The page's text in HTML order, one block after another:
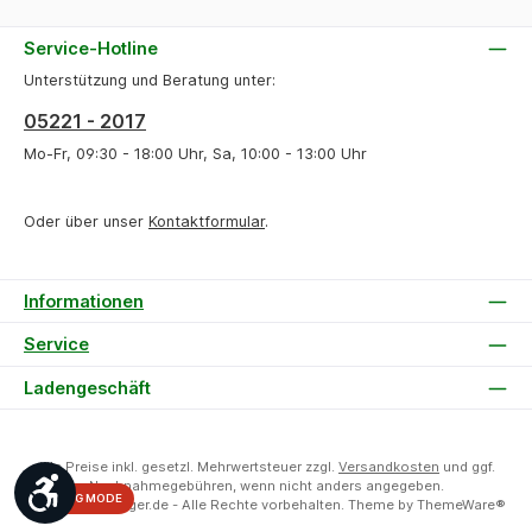
Service-Hotline
Unterstützung und Beratung unter:
05221 - 2017
Mo-Fr, 09:30 - 18:00 Uhr, Sa, 10:00 - 13:00 Uhr
Oder über unser Kontaktformular.
Informationen
Service
Ladengeschäft
Alle Preise inkl. gesetzl. Mehrwertsteuer zzgl. Versandkosten und ggf.
Nachnahmegebühren, wenn nicht anders angegeben.
© 2026 HiFi-Unger.de - Alle Rechte vorbehalten. Theme by ThemeWare®
Werkzeugleiste anzeigen
DEBUG MODE